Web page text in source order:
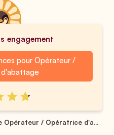
engagement
pour Opérateur /
Opérateur / Opératrice d'a...